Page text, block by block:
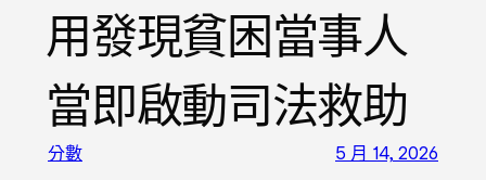
用發現貧困當事人
當即啟動司法救助
分數 5 月 14, 2026